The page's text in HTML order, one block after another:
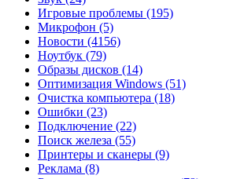
Игровые проблемы (195)
Микрофон (5)
Новости (4156)
Ноутбук (79)
Образы дисков (14)
Оптимизация Windows (51)
Очистка компьютера (18)
Ошибки (23)
Подключение (22)
Поиск железа (55)
Принтеры и сканеры (9)
Реклама (8)